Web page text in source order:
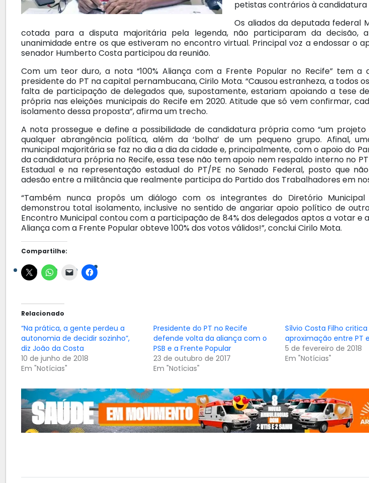
petistas contrários à candidatura
Os aliados da deputada federal
cotada para a disputa majoritária pela legenda, não participaram da decisão,
unanimidade entre os que estiveram no encontro virtual. Principal voz a endossar o
senador Humberto Costa participou da reunião.
Com um teor duro, a nota “100% Aliança com a Frente Popular no Recife” tem a
presidente do PT na capital pernambucana, Cirilo Mota. “Causou estranheza, a todos
falta de participação de delegados que, supostamente, estariam apoiando a tese
própria nas eleições municipais do Recife em 2020. Atitude que só vem confirmar,
isolamento dessa proposta”, afirma um trecho.
A nota prossegue e define a possibilidade de candidatura própria como “um projeto
qualquer abrangência política, além da ‘bolha’ de um pequeno grupo. Afinal,
municipal majoritária se faz no dia a dia da cidade e, principalmente, com o apoio do
da candidatura própria no Recife, essa tese não tem apoio nem respaldo interno no PT
Estadual e na representação estadual do PT/PE no Senado Federal, posto que
adesão entre a militância que realmente participa do Partido dos Trabalhadores em
“Também nunca propôs um diálogo com os integrantes do Diretório
demonstrou total isolamento, inclusive no sentido de angariar apoio político de
Encontro Municipal contou com a participação de 84% dos delegados aptos a votar e
Aliança com a Frente Popular obteve 100% dos votos válidos!”, conclui Cirilo Mota.
Compartilhe:
Relacionado
“Na prática, a gente perdeu a
autonomia de decidir sozinho”,
diz João da Costa
10 de junho de 2018
Em "Notícias"
Presidente do PT no Recife
defende volta da aliança com o
PSB e a Frente Popular
23 de outubro de 2017
Em "Notícias"
Sílvio Costa Filho critica
aproximação entre PT e
5 de fevereiro de 2018
Em "Notícias"